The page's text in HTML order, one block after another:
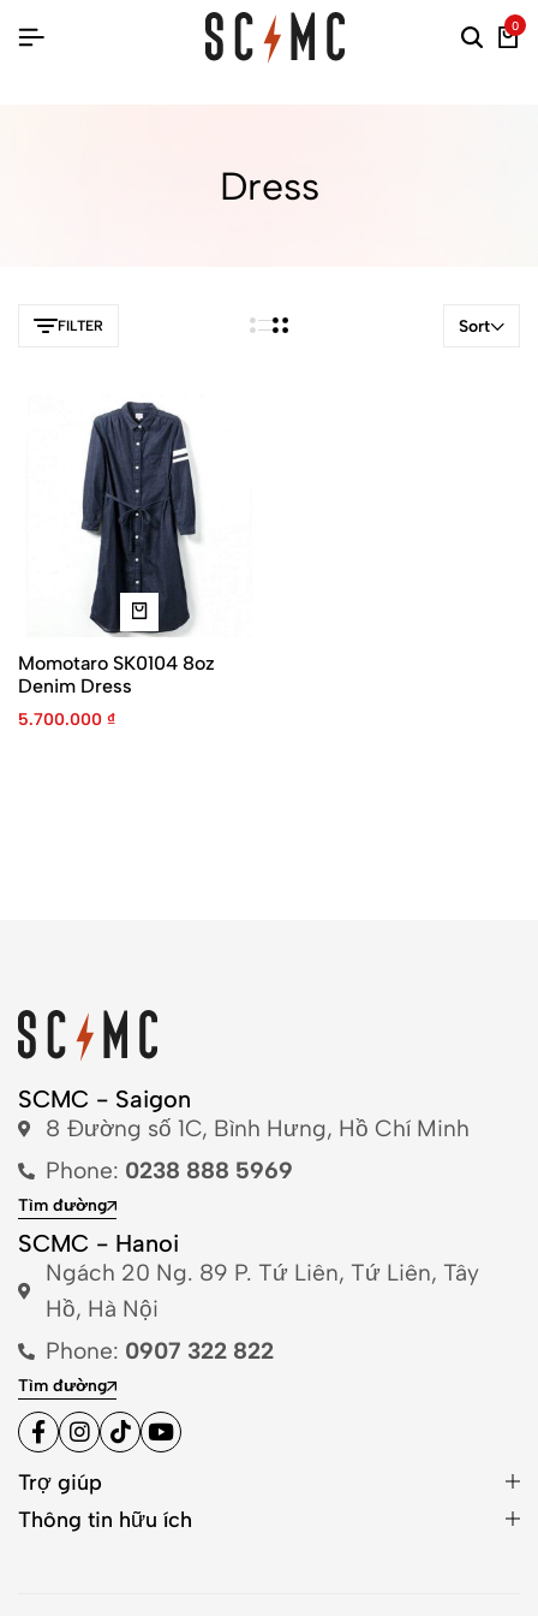
0
Dress
FILTER Sort
Momotaro SK0104 8oz
Denim Dress
5.700.000 ₫
SCMC - Saigon
8 Đường số 1C, Bình Hưng, Hồ Chí Minh
Phone: 0238 888 5969
Tìm đường
SCMC - Hanoi
Ngách 20 Ng. 89 P. Tứ Liên, Tứ Liên, Tây
Hồ, Hà Nội
Phone: 0907 322 822
Tìm đường
Trợ giúp
Thông tin hữu ích